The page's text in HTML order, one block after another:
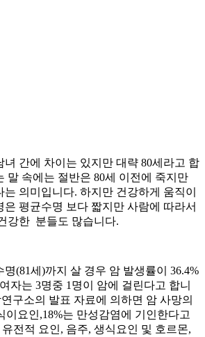
녀 간에 차이는 있지만 대략 80세라고 합
말 속에는 절반은 80세 이전에 죽지만
의미입니다. 하지만 건강하게 움직이
은 평균수명 보다 짧지만 사람에 따라서
강한 분들도 많습니다.
(81세)까지 살 경우 암 발생률이 36.4%
자는 3명중 1명이 암에 걸린다고 합니
구소의 발표 자료에 의하면 암 사망의
이요인,18%는 만성감염에 기인한다고
전적 요인, 음주, 생식요인 및 호르몬,